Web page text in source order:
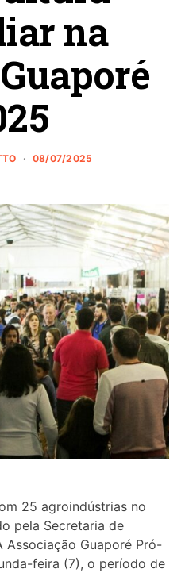
na
08/07/2025
25 agroindústrias no
pela Secretaria de
Associação Guaporé Pró-
feira (7), o período de